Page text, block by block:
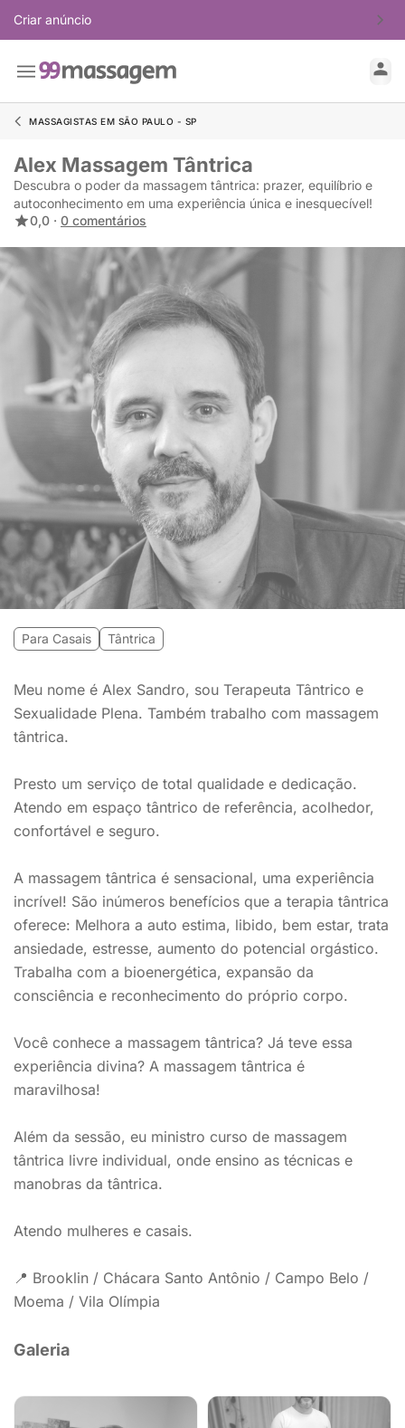
Criar anúncio
MASSAGISTAS EM SÃO PAULO - SP
Alex Massagem Tântrica
Descubra o poder da massagem tântrica: prazer, equilíbrio e
autoconhecimento em uma experiência única e inesquecível!
0,0 · 0 comentários
Para Casais Tântrica
Meu nome é Alex Sandro, sou Terapeuta Tântrico e
Sexualidade Plena. Também trabalho com massagem
tântrica.
Presto um serviço de total qualidade e dedicação.
Atendo em espaço tântrico de referência, acolhedor,
confortável e seguro.
A massagem tântrica é sensacional, uma experiência
incrível! São inúmeros benefícios que a terapia tântrica
oferece: Melhora a auto estima, libido, bem estar, trata
ansiedade, estresse, aumento do potencial orgástico.
Trabalha com a bioenergética, expansão da
consciência e reconhecimento do próprio corpo.
Você conhece a massagem tântrica? Já teve essa
experiência divina? A massagem tântrica é
maravilhosa!
Além da sessão, eu ministro curso de massagem
tântrica livre individual, onde ensino as técnicas e
manobras da tântrica.
Atendo mulheres e casais.
📍 Brooklin / Chácara Santo Antônio / Campo Belo /
Moema / Vila Olímpia
Galeria